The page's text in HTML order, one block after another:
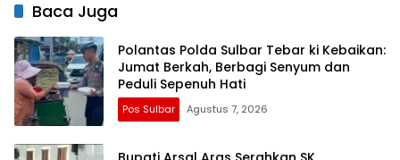
Baca Juga
Polantas Polda Sulbar Tebar ki Kebaikan:
Jumat Berkah, Berbagi Senyum dan
Peduli Sepenuh Hati
Pos Sulbar Agustus 7, 2026